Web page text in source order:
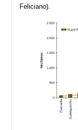
Feliciano).